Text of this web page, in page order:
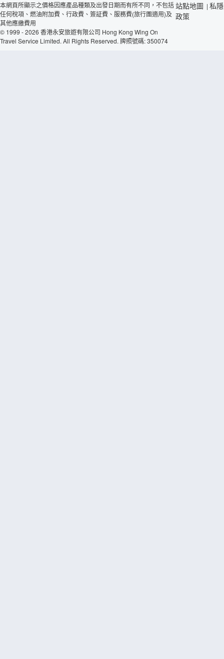
本網頁所顯示之價格因應產品種類及出發日期而有所不同，不包括
任何稅項、燃油附加費、行政費、簽証費、服務費(旅行團適用)及
其他應繳費用
© 1999 - 2026 香港永安旅遊有限公司 Hong Kong Wing On
Travel Service Limited. All Rights Reserved. 牌照號碼: 350074
站點地圖 | 私隱
政策